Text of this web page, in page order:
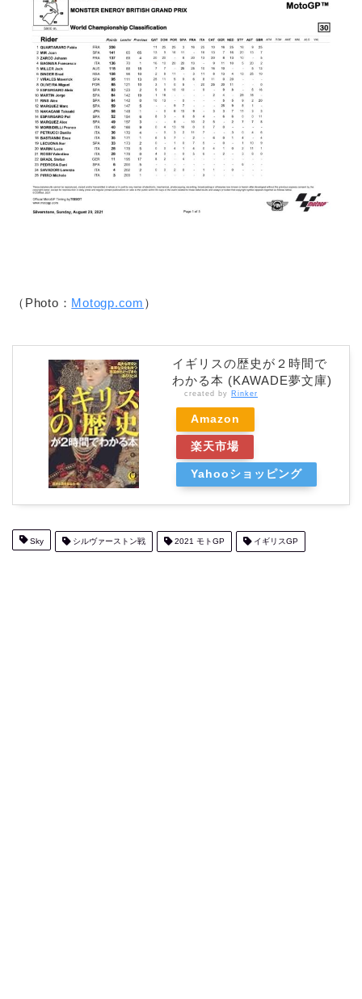
（Photo： Motogp.com ）
イギリスの歴史が２時間で
わかる本 (KAWADE夢文庫)
created by Rinker
Amazon
楽天市場
Yahooショッピング
Sky シルヴァーストン戦 2021 モトGP イギリスGP